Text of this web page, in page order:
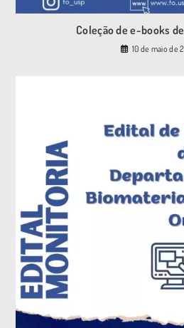
Coleção de e-books
10 de maio de